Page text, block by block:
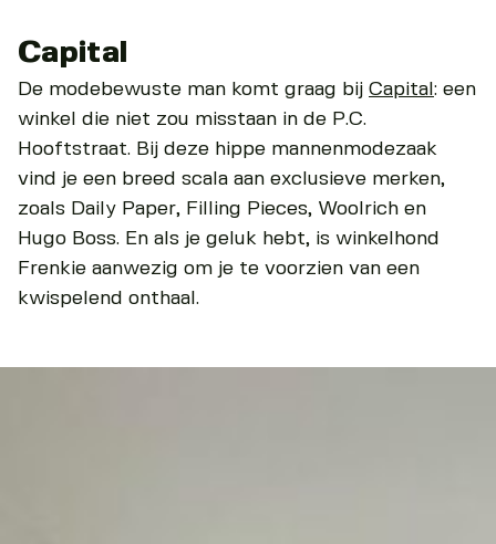
Capital
De modebewuste man komt graag bij Capital : een
winkel die niet zou misstaan in de P.C.
Hooftstraat. Bij deze hippe mannenmodezaak
vind je een breed scala aan exclusieve merken,
zoals Daily Paper, Filling Pieces, Woolrich en
Hugo Boss. En als je geluk hebt, is winkelhond
Frenkie aanwezig om je te voorzien van een
kwispelend onthaal.